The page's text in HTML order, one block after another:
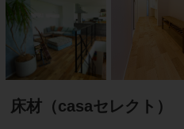
床材（casaセレクト）